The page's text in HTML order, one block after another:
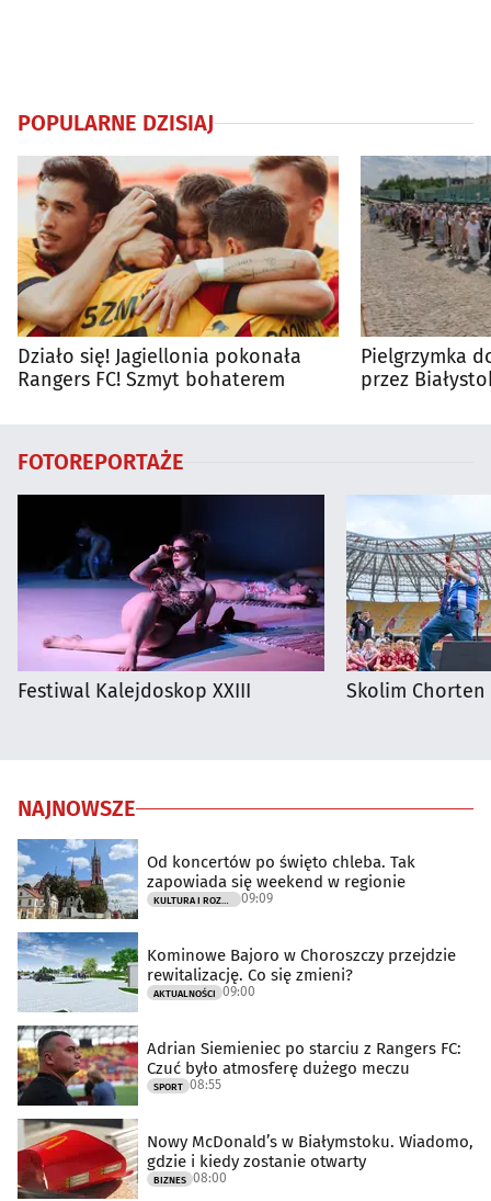
POPULARNE DZISIAJ
Działo się! Jagiellonia pokonała
Rangers FC! Szmyt bohaterem
Pielgrzymka
przez
FOTOREPORTAŻE
Festiwal Kalejdoskop XXIII Skolim Chorten
NAJNOWSZE
Od koncertów po święto chleba. Tak
zapowiada się weekend w regionie
09:09
Kominowe Bajoro w Choroszczy przejdzie
rewitalizację. Co się zmieni?
AKTUALNOŚCI 09:00
Adrian Siemieniec po starciu z Rangers FC:
Czuć było atmosferę dużego meczu
SPORT 08:55
Nowy McDonald’s w Białymstoku. Wiadomo,
gdzie i kiedy zostanie otwarty
BIZNES 08:00